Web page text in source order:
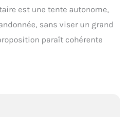
est une tente autonome,
sans viser un grand
paraît cohérente